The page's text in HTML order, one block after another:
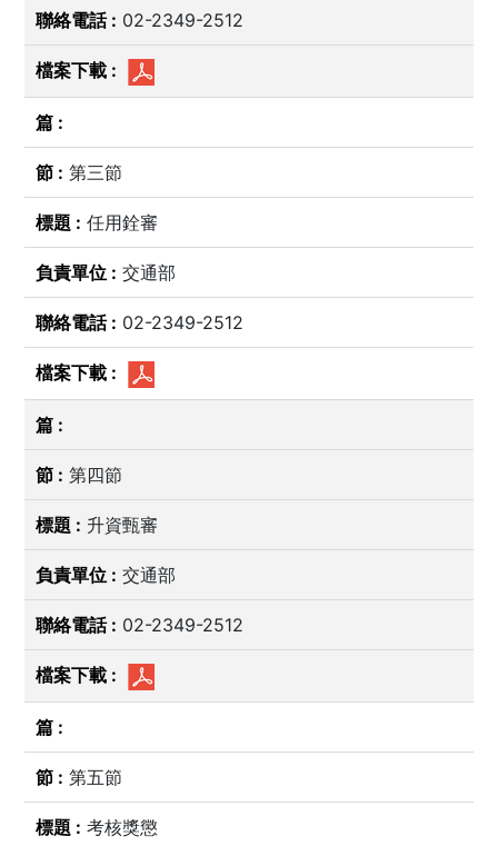
02-2349-2512
第三節
任用銓審
交通部
02-2349-2512
第四節
升資甄審
交通部
02-2349-2512
第五節
考核獎懲